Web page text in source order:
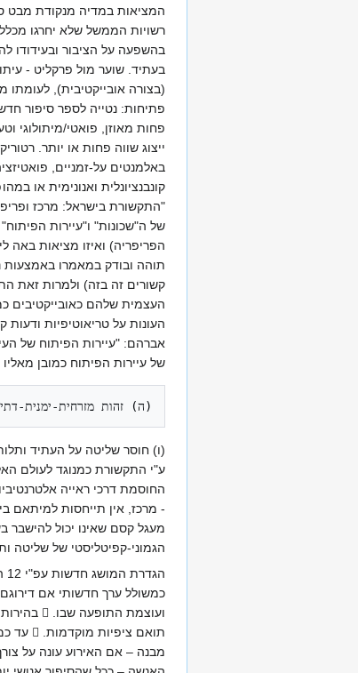
המציאות במדיה מנקודת מבט
רשויות הממשל שלא יחרגו
בהשפעה על הציבור ובעידודו
בעתיד. שוער מול פרקליט -
(בצורה אובייקטיבית),
פתיחות: נטייה לספר סיפור
פחות מאוזן, פואטי/מיתולוגי
ייצוג שווה פחות או יותר.
באלמנטים על-זמניים,
של ה"שכונות" ו"עיירות
הפריפריה) ואיזו מציאות באה
תוהה ובודק במאמרו באמצעות
קשורים זה בזה) ולמרות זאת
העצמית שלהם כאובייקטיבים
העונות על טריאוטיפיות
אברהם: "עיירות הפיתוח של
של עיירות הפיתוח כמובן
(ה) זהות מזרחית-ימנית-
(ו) חוסר שליטה על העתיד
ע"י התקשורת כמנוגד לעולם
החוסמת דרכי ראייה
- מרכז, אין תייחסות למיתאם
מעגל קסם שאינו יכול להישבר
הגמוני-קפיטליסטי של שליטה